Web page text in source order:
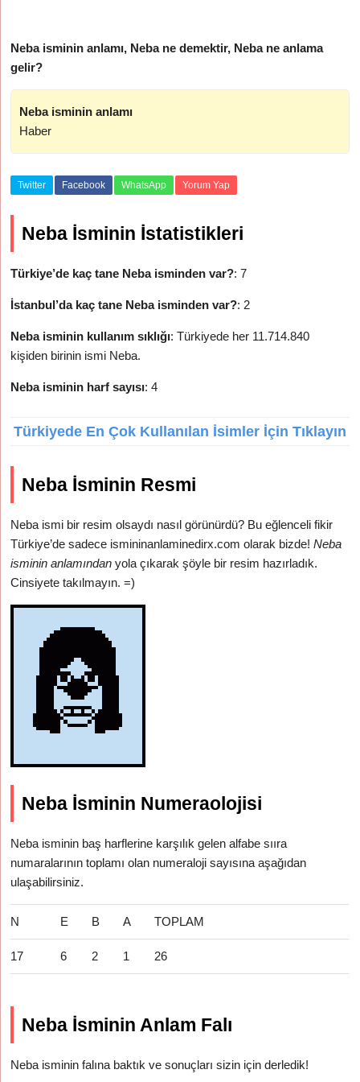
Neba isminin anlamı, Neba ne demektir, Neba ne anlama
gelir?
Neba isminin anlamı
Haber
Twitter Facebook WhatsApp Yorum Yap
Neba İsminin İstatistikleri
Türkiye’de kaç tane Neba isminden var?: 7
İstanbul’da kaç tane Neba isminden var?: 2
Neba isminin kullanım sıklığı: Türkiyede her 11.714.840
kişiden birinin ismi Neba.
Neba isminin harf sayısı: 4
Türkiyede En Çok Kullanılan İsimler İçin Tıklayın
Neba İsminin Resmi
Neba ismi bir resim olsaydı nasıl görünürdü? Bu eğlenceli fikir
Türkiye’de sadece ismininanlaminedirx.com olarak bizde!Neba
isminin anlamından yola çıkarak şöyle bir resim hazırladık.
Cinsiyete takılmayın. =)
Neba İsminin Numeraolojisi
Neba isminin baş harflerine karşılık gelen alfabe sııra
numaralarının toplamı olan numeraloji sayısına aşağıdan
ulaşabilirsiniz.
N E B A TOPLAM
17 6 2 1 26
Neba İsminin Anlam Falı
Neba isminin falına baktık ve sonuçları sizin için derledik!